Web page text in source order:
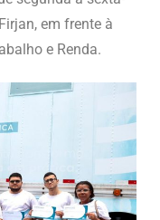
em frente à
e Renda.